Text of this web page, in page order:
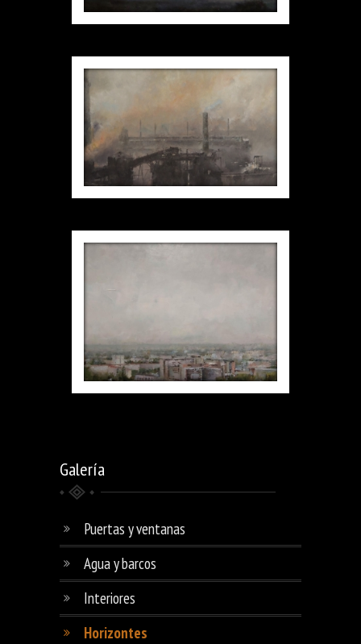
Galería
Puertas y ventanas
Agua y barcos
Interiores
Horizontes